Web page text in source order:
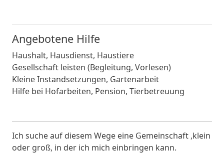
Angebotene Hilfe
Haushalt, Hausdienst, Haustiere
Gesellschaft leisten (Begleitung, Vorlesen)
Kleine Instandsetzungen, Gartenarbeit
Hilfe bei Hofarbeiten, Pension, Tierbetreuung
Ich suche auf diesem Wege eine Gemeinschaft ,klein
oder groß, in der ich mich einbringen kann.